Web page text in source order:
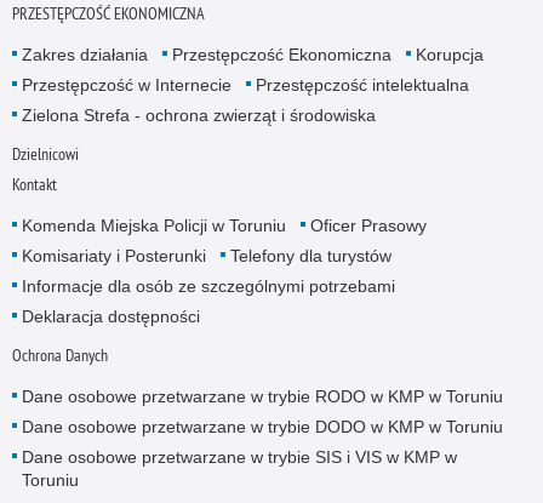
PRZESTĘPCZOŚĆ EKONOMICZNA
Zakres działania Przestępczość Ekonomiczna
Korupcja
Przestępczość w Internecie
Przestępczość intelektualna
Zielona Strefa - ochrona zwierząt i środowiska
Dzielnicowi
Kontakt
Komenda Miejska Policji w Toruniu
Oficer Prasowy
Komisariaty i Posterunki
Telefony dla turystów
Informacje dla osób ze szczególnymi potrzebami
Deklaracja dostępności
Ochrona Danych
Dane osobowe przetwarzane w trybie RODO w KMP w Toruniu
Dane osobowe przetwarzane w trybie DODO w KMP w Toruniu
Dane osobowe przetwarzane w trybie SIS i VIS w KMP w
Toruniu